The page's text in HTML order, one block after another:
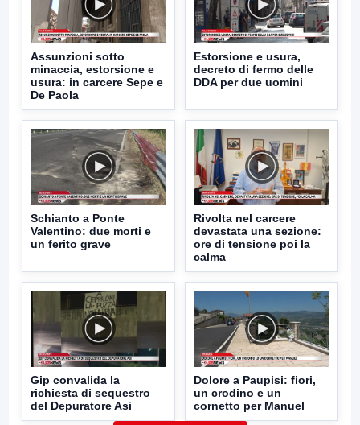
Assunzioni sotto
minaccia, estorsione e
usura: in carcere Sepe e
De Paola
Estorsione e usura,
decreto di fermo delle
DDA per due uomini
Schianto a Ponte
Valentino: due morti e
un ferito grave
Rivolta nel carcere
devastata una sezione:
ore di tensione poi la
calma
Gip convalida la
richiesta di sequestro
del Depuratore Asi
Dolore a Paupisi: fiori,
un crodino e un
cornetto per Manuel